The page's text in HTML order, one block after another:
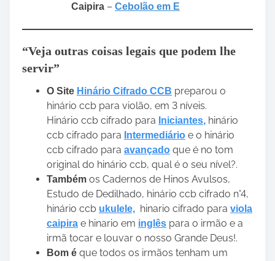
Caipira – Cebolão em E
“Veja outras coisas legais que podem lhe
servir”
O Site Hinário Cifrado CCB preparou o
hinário ccb para violão, em 3 níveis.
Hinário ccb cifrado para Iniciantes, hinário
ccb cifrado para Intermediário e o hinário
ccb cifrado para avançado que é no tom
original do hinário ccb, qual é o seu nível?.
Também os Cadernos de Hinos Avulsos,
Estudo de Dedilhado, hinário ccb cifrado n°4,
hinário ccb ukulele, hinario cifrado para viola
caipira e hinario em inglês para o irmão e a
irmã tocar e louvar o nosso Grande Deus!.
Bom é que todos os irmãos tenham um